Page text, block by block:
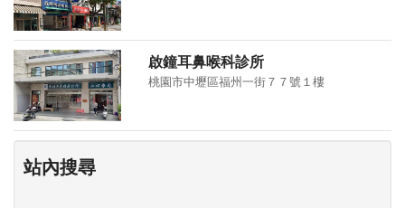
啟鐘耳鼻喉科診所
桃園市中壢區福州一街７７號１樓
站內搜尋